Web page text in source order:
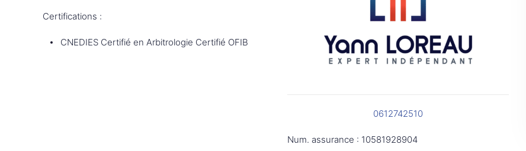
Certifications :
CNEDIES Certifié en Arbitrologie Certifié OFIB
0612742510
Num. assurance : 10581928904